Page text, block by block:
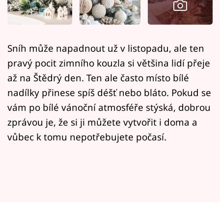
Mámy sobě
Sledujte nás
Sníh může napadnout už v listopadu, ale ten
pravý pocit zimního kouzla si většina lidí přeje
až na Štědrý den. Ten ale často místo bílé
nadílky přinese spíš déšť nebo bláto. Pokud se
vám po bílé vánoční atmosféře stýská, dobrou
zprávou je, že si ji můžete vytvořit i doma a
vůbec k tomu nepotřebujete počasí.